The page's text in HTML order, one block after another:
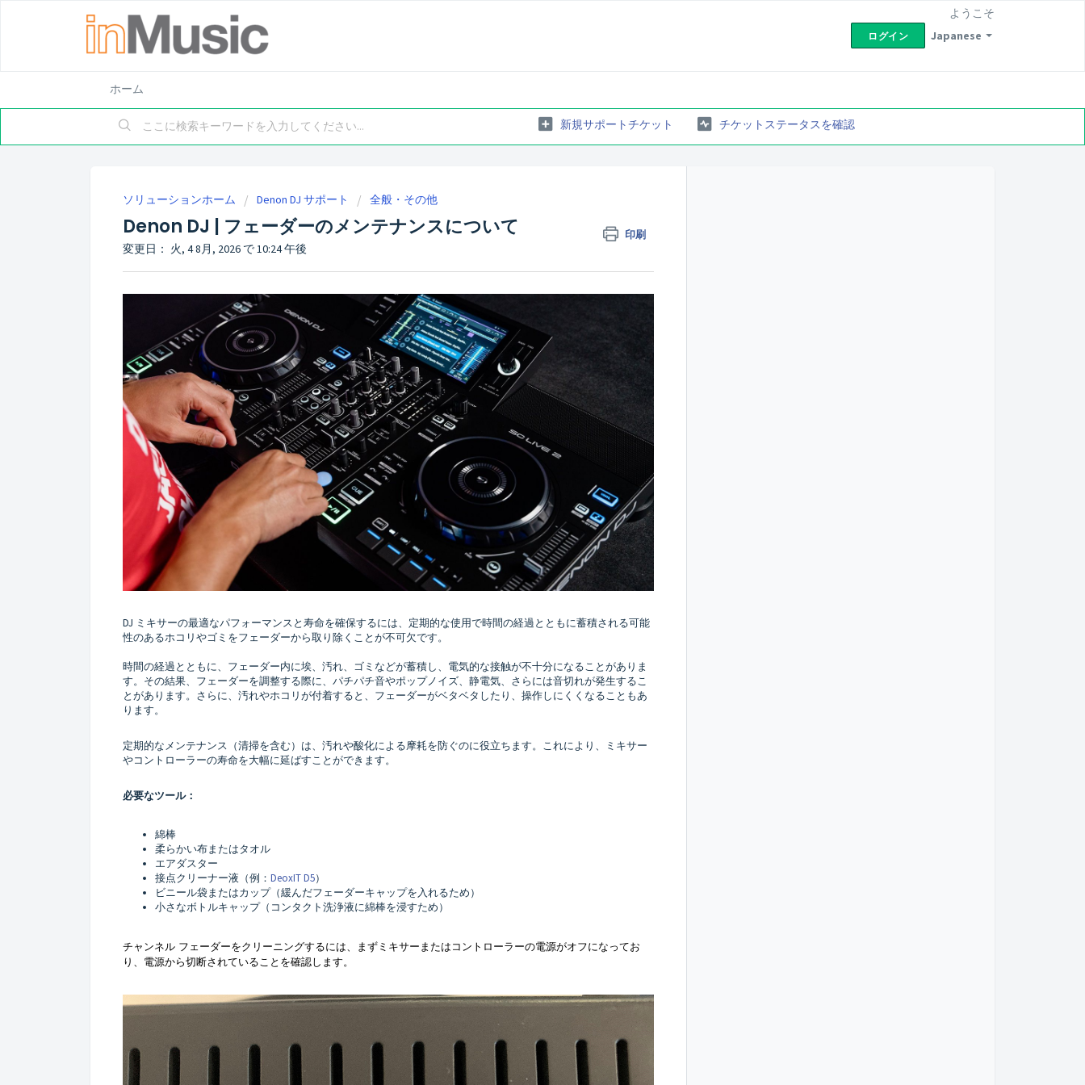
Japanese
ようこそ
ログイン
ホーム
新規サポートチケット チケットステータスを確認
ソリューションホーム Denon DJ サポート 全般・その他
Denon DJ | フェーダーのメンテナンスについて 印刷
変更日： 火, 4 8月, 2026 で 10:24 午後
DJ ミキサーの最適なパフォーマンスと寿命を確保するには、定期的な使用で時間の経過とともに蓄積される可能
性のあるホコリやゴミをフェーダーから取り除くことが不可欠です。
時間の経過とともに、フェーダー内に埃、汚れ、ゴミなどが蓄積し、電気的な接触が不十分になることがありま
す。その結果、フェーダーを調整する際に、パチパチ音やポップノイズ、静電気、さらには音切れが発生するこ
とがあります。さらに、汚れやホコリが付着すると、フェーダーがベタベタしたり、操作しにくくなることもあ
ります。
定期的なメンテナンス（清掃を含む）は、汚れや酸化による摩耗を防ぐのに役立ちます。これにより、ミキサー
やコントローラーの寿命を大幅に延ばすことができます。
必要なツール：
綿棒
柔らかい布またはタオル
エアダスター
接点クリーナー液（例： DeoxIT D5）
ビニール袋またはカップ（緩んだフェーダーキャップを入れるため）
小さなボトルキャップ（コンタクト洗浄液に綿棒を浸すため）
チャンネル フェーダーをクリーニングするには、まずミキサーまたはコントローラーの電源がオフになってお
り、電源から切断されていることを確認します。